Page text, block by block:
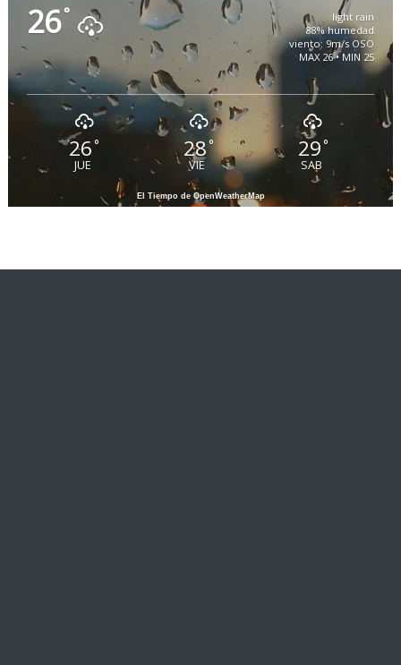
26°
light rain
88% humedad
viento: 9m/s OSO
MAX 26 • MIN 25
26°
JUE
28 °
VIE
29°
SAB
El Tiempo de OpenWeatherMap